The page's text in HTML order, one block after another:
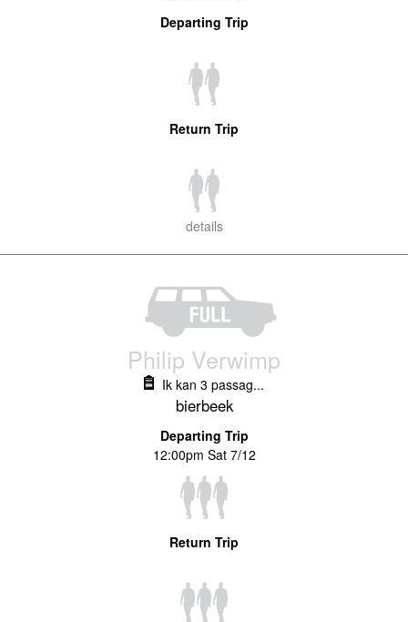
Departing Trip
Return Trip
details
Philip Verwimp
Ik kan 3 passag...
bierbeek
Departing Trip
12:00pm Sat 7/12
Return Trip